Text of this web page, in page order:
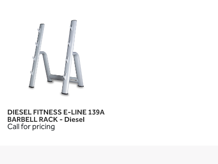
DIESEL FITNESS E-LINE 139A
BARBELL RACK - Diesel
Call for pricing